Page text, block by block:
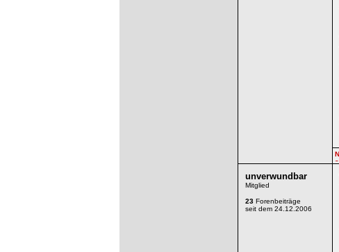
unverwundbar
Mitglied
23 Forenbeiträge
seit dem 24.12.2006